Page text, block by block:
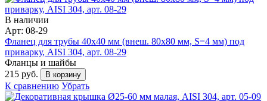
В наличии
Арт: 08-29
Фланец для трубы 40х40 мм (внеш. 80х80 мм, S=4 мм) под
приварку, AISI 304, арт. 08-29
Фланцы и шайбы
215 руб.
В корзину
К сравнению Убрать